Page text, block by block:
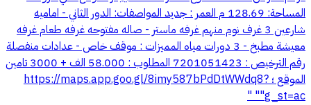
المساحة: 128.69 م العمر : جديد المواصفات: الدور الثاني - اماميه
شارعين 3 غرف نوم منهم غرفه ماستر - صاله مفتوحه غرفه طعام غرفه
معيشة مطبخ - 3 دورات مياه المميزات : موقف خاص - عدادات منفصلة
رقم الترخيص : 7201051423 المطلوب : 58.000 الف + 3000 تامين
الموقع ؛ https://maps.app.goo.gl/8imy587bPdDtWWdq8?
g_st=ac"" "